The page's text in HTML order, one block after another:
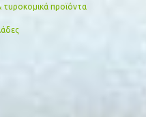
τυροκομικά προϊόντα